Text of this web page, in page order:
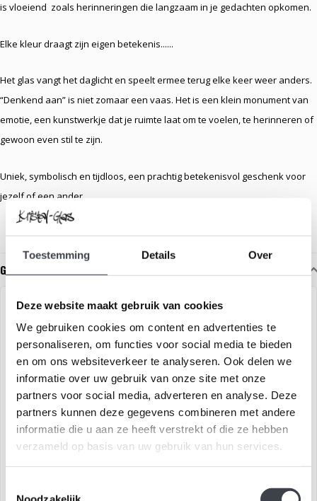
Toestemming Details Over
Deze website maakt gebruik van cookies
We gebruiken cookies om content en advertenties te
personaliseren, om functies voor social media te bieden
en om ons websiteverkeer te analyseren. Ook delen we
informatie over uw gebruik van onze site met onze
partners voor social media, adverteren en analyse. Deze
partners kunnen deze gegevens combineren met andere
informatie die u aan ze heeft verstrekt of die ze hebben
verzameld op basis van uw gebruik van hun services.
is vloeiend zoals herinneringen die langzaam in je gedachten opkomen.
Elke kleur draagt zijn eigen betekenis......
Het glas vangt het daglicht en speelt ermee terug elke keer weer anders.
“Denkend aan” is niet zomaar een vaas. Het is een klein monument van
emotie, een kunstwerkje dat je ruimte laat om te voelen, te herinneren of
gewoon even stil te zijn.
Uniek, symbolisch en tijdloos, een prachtig betekenisvol geschenk voor
jezelf of een ander.
Gerelateerde glaskunst
Kosta Boda Mirage
serie van Kosta Boda.
Leerdam Glaskunst vaas
transparant heldere kleuren